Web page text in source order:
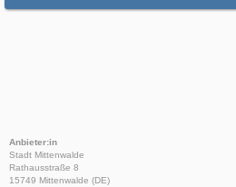
Anbieter:in
Stadt Mittenwalde
Rathausstraße 8
15749 Mittenwalde (DE)